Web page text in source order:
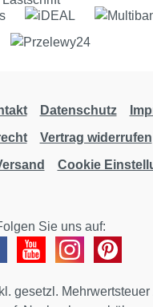
Datenschutz
Vertrag widerrufen
Cookie
Sie uns auf:
gesetzl. Mehrwertsteuer